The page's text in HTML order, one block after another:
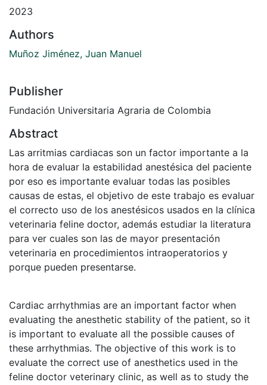
2023
Authors
Muñoz Jiménez, Juan Manuel
Publisher
Fundación Universitaria Agraria de Colombia
Abstract
Las arritmias cardiacas son un factor importante a la
hora de evaluar la estabilidad anestésica del paciente
por eso es importante evaluar todas las posibles
causas de estas, el objetivo de este trabajo es evaluar
el correcto uso de los anestésicos usados en la clínica
veterinaria feline doctor, además estudiar la literatura
para ver cuales son las de mayor presentación
veterinaria en procedimientos intraoperatorios y
porque pueden presentarse.
Cardiac arrhythmias are an important factor when
evaluating the anesthetic stability of the patient, so it
is important to evaluate all the possible causes of
these arrhythmias. The objective of this work is to
evaluate the correct use of anesthetics used in the
feline doctor veterinary clinic, as well as to study the